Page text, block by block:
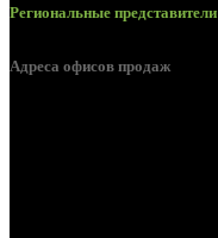
Региональные представители
Адреса офисов продаж